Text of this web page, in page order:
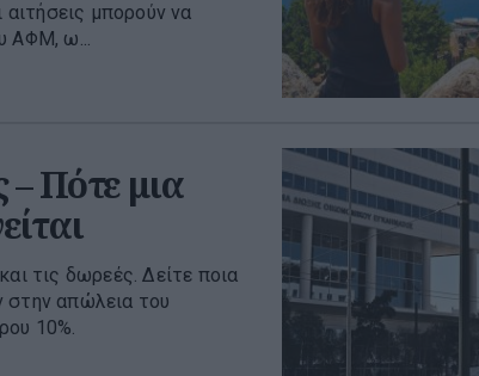
αιτήσεις μπορούν να
ΑΦΜ, ω...
– Πότε μια
τις δωρεές. Δείτε ποια
στην απώλεια του
10%.